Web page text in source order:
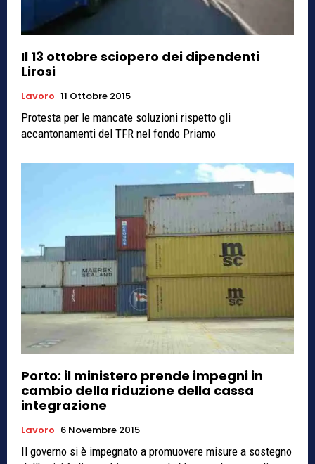
Il 13 ottobre sciopero dei dipendenti
Lirosi
Lavoro 11 Ottobre 2015
Protesta per le mancate soluzioni rispetto gli
accantonamenti del TFR nel fondo Priamo
Porto: il ministero prende impegni in
cambio della riduzione della cassa
integrazione
Lavoro 6 Novembre 2015
Il governo si è impegnato a promuovere misure a sostegno